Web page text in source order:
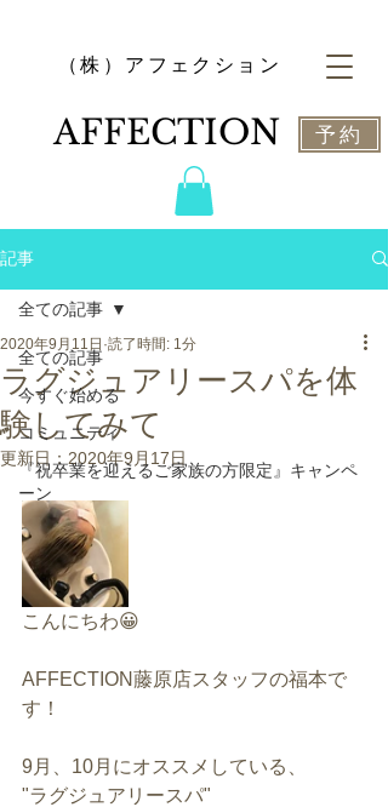
​（株）アフェクション
​AFFECTION 予約
記事
全ての記事
今すぐ始める
コミュニティ
『祝卒業を迎えるご家族の方限定』キャンペ
ーン
全ての記事
ラグジュアリースパを体
験してみて
2020年9月11日 読了時間: 1分
更新日： 2020年9月17日
こんにちわ😀
AFFECTION藤原店スタッフの福本で
す！
9月、10月にオススメしている、
"ラグジュアリースパ"